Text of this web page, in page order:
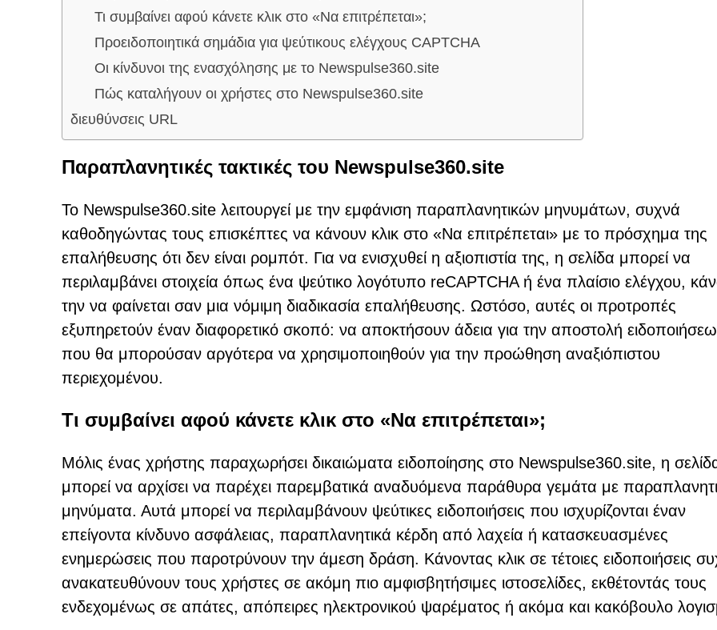
Τι συμβαίνει αφού κάνετε κλικ στο «Να επιτρέπεται»;
Προειδοποιητικά σημάδια για ψεύτικους ελέγχους CAPTCHA
Οι κίνδυνοι της ενασχόλησης με το Newspulse360.site
Πώς καταλήγουν οι χρήστες στο Newspulse360.site
διευθύνσεις URL
Παραπλανητικές τακτικές του Newspulse360.site
Το Newspulse360.site λειτουργεί με την εμφάνιση παραπλανητικών μηνυμάτων, συχνά
καθοδηγώντας τους επισκέπτες να κάνουν κλικ στο «Να επιτρέπεται» με το πρόσχημα της
επαλήθευσης ότι δεν είναι ρομπότ. Για να ενισχυθεί η αξιοπιστία της, η σελίδα μπορεί να
περιλαμβάνει στοιχεία όπως ένα ψεύτικο λογότυπο reCAPTCHA ή ένα πλαίσιο ελέγχου,
την να φαίνεται σαν μια νόμιμη διαδικασία επαλήθευσης. Ωστόσο, αυτές οι προτροπές
εξυπηρετούν έναν διαφορετικό σκοπό: να αποκτήσουν άδεια για την αποστολή
που θα μπορούσαν αργότερα να χρησιμοποιηθούν για την προώθηση αναξιόπιστου
περιεχομένου.
Τι συμβαίνει αφού κάνετε κλικ στο «Να επιτρέπεται»;
Μόλις ένας χρήστης παραχωρήσει δικαιώματα ειδοποίησης στο Newspulse360.site, η
μπορεί να αρχίσει να παρέχει παρεμβατικά αναδυόμενα παράθυρα γεμάτα με
μηνύματα. Αυτά μπορεί να περιλαμβάνουν ψεύτικες ειδοποιήσεις που ισχυρίζονται έναν
επείγοντα κίνδυνο ασφάλειας, παραπλανητικά κέρδη από λαχεία ή κατασκευασμένες
ενημερώσεις που παροτρύνουν την άμεση δράση. Κάνοντας κλικ σε τέτοιες ειδοποιήσεις
ανακατευθύνουν τους χρήστες σε ακόμη πιο αμφισβητήσιμες ιστοσελίδες, εκθέτοντάς τους
ενδεχομένως σε απάτες, απόπειρες ηλεκτρονικού ψαρέματος ή ακόμα και κακόβουλο